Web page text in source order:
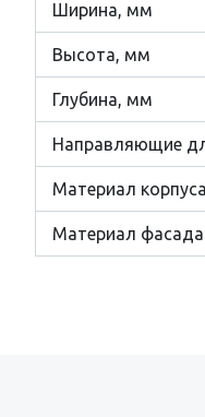
Ширина, мм
Высота, мм
Глубина, мм
Направляющие
Материал корпуса
Материал фасада